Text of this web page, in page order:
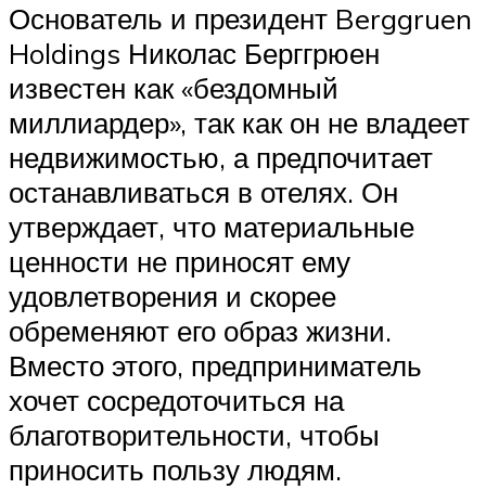
Основатель и президент Berggruen
Holdings Николас Берггрюен
известен как «бездомный
миллиардер», так как он не владеет
недвижимостью, а предпочитает
останавливаться в отелях. Он
утверждает, что материальные
ценности не приносят ему
удовлетворения и скорее
обременяют его образ жизни.
Вместо этого, предприниматель
хочет сосредоточиться на
благотворительности, чтобы
приносить пользу людям.